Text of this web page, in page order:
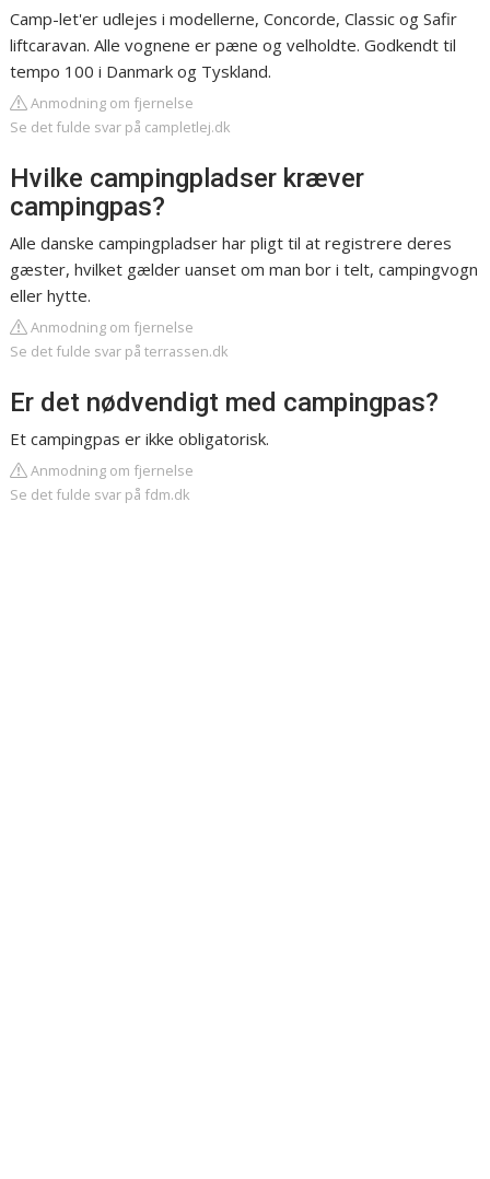
Camp-let'er udlejes i modellerne, Concorde, Classic og Safir
liftcaravan. Alle vognene er pæne og velholdte. Godkendt til
tempo 100 i Danmark og Tyskland.
Anmodning om fjernelse
Se det fulde svar på campletlej.dk
Hvilke campingpladser kræver
campingpas?
Alle danske campingpladser har pligt til at registrere deres
gæster, hvilket gælder uanset om man bor i telt, campingvogn
eller hytte.
Anmodning om fjernelse
Se det fulde svar på terrassen.dk
Er det nødvendigt med campingpas?
Et campingpas er ikke obligatorisk.
Anmodning om fjernelse
Se det fulde svar på fdm.dk